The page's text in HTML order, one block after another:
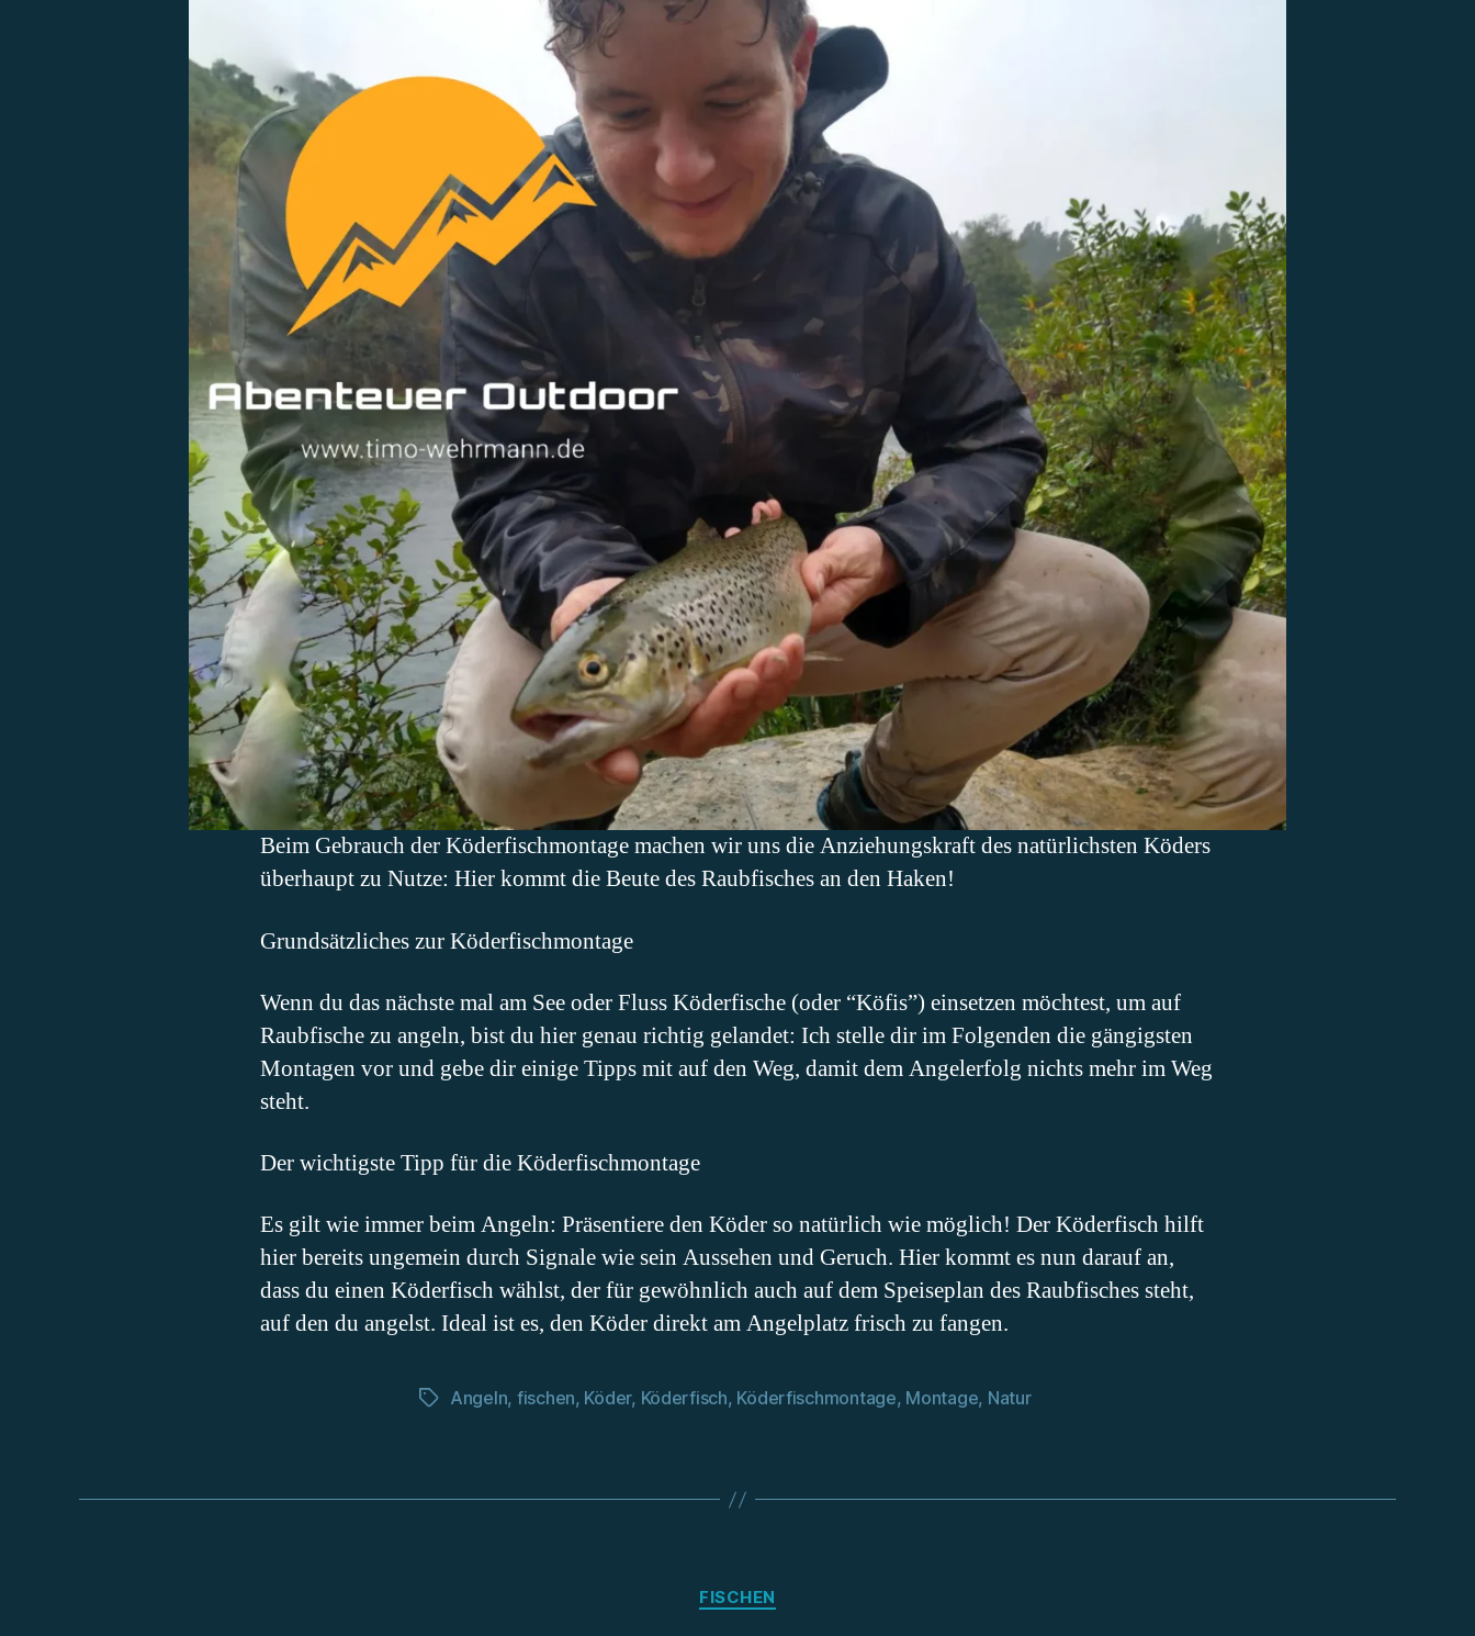
Beim Gebrauch der Köderfischmontage machen wir uns die Anziehungskraft des natürlichsten Köders
überhaupt zu Nutze: Hier kommt die Beute des Raubfisches an den Haken!
Grundsätzliches zur Köderfischmontage
Wenn du das nächste mal am See oder Fluss Köderfische (oder “Köfis”) einsetzen möchtest, um auf
Raubfische zu angeln, bist du hier genau richtig gelandet: Ich stelle dir im Folgenden die gängigsten
Montagen vor und gebe dir einige Tipps mit auf den Weg, damit dem Angelerfolg nichts mehr im Weg
steht.
Der wichtigste Tipp für die Köderfischmontage
Es gilt wie immer beim Angeln: Präsentiere den Köder so natürlich wie möglich! Der Köderfisch hilft
hier bereits ungemein durch Signale wie sein Aussehen und Geruch. Hier kommt es nun darauf an,
dass du einen Köderfisch wählst, der für gewöhnlich auch auf dem Speiseplan des Raubfisches steht,
auf den du angelst. Ideal ist es, den Köder direkt am Angelplatz frisch zu fangen.
Schlagwörter
Angeln, fischen, Köder, Köderfisch, Köderfischmontage, Montage, Natur
Kategorien
FISCHEN